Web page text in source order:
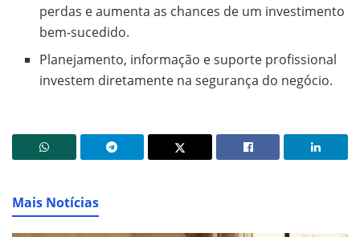
perdas e aumenta as chances de um investimento
bem-sucedido.
Planejamento, informação e suporte profissional
investem diretamente na segurança do negócio.
Mais Notícias